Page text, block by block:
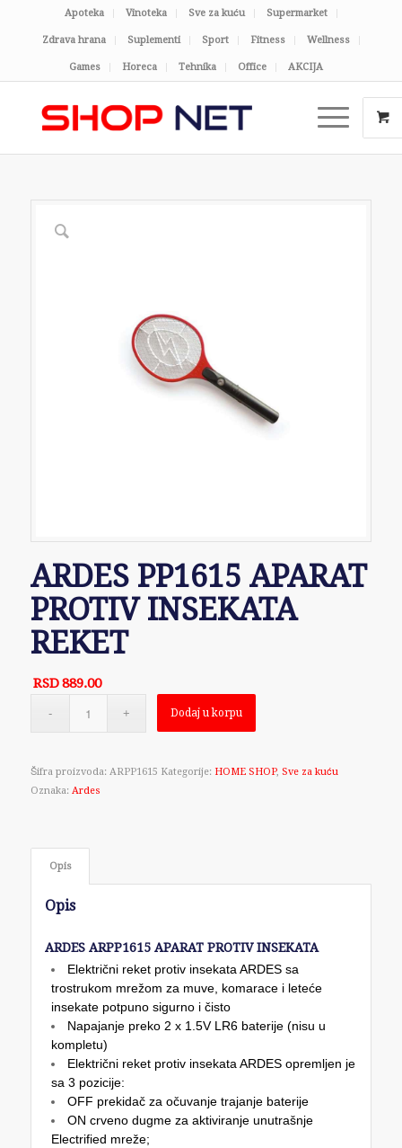
Apoteka Vinoteka Sve za kuću Supermarket
Zdrava hrana Suplementi Sport Fitness Wellness
Games Horeca Tehnika Office AKCIJA
ARDES PP1615 APARAT
PROTIV INSEKATA
REKET
RSD889.00
Dodaj u korpu
Šifra proizvoda: ARPP1615 Kategorije: HOME SHOP, Sve za kuću
Oznaka: Ardes
Opis
Opis
ARDES ARPP1615 APARAT PROTIV INSEKATA
Električni reket protiv insekata ARDES sa
trostrukom mrežom za muve, komarace i leteće
insekate potpuno sigurno i čisto
Napajanje preko 2 x 1.5V LR6 baterije (nisu u
kompletu)
Električni reket protiv insekata ARDES opremljen je
sa 3 pozicije:
OFF prekidač za očuvanje trajanje baterije
ON crveno dugme za aktiviranje unutrašnje
Electrified mreže;